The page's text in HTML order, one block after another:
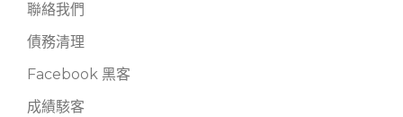
聯絡我們
債務清理
Facebook 黑客
成績駭客